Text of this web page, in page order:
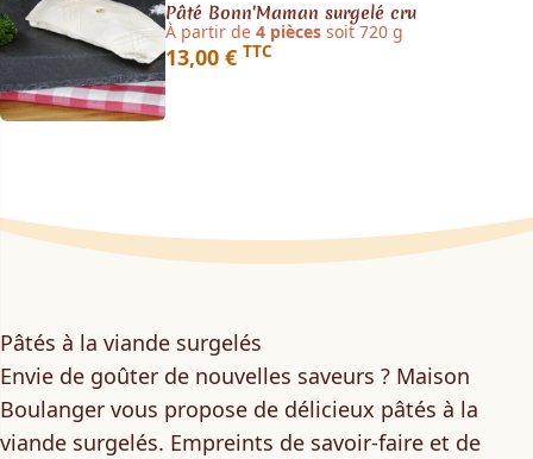
Pâté Bonn'Maman surgelé cru
À partir de 4 piècessoit 720 g
13,00 € TTC
Pâtés à la viande surgelés
Envie de goûter de nouvelles saveurs ? Maison
Boulanger vous propose de délicieux pâtés à la
viande surgelés. Empreints de savoir-faire et de